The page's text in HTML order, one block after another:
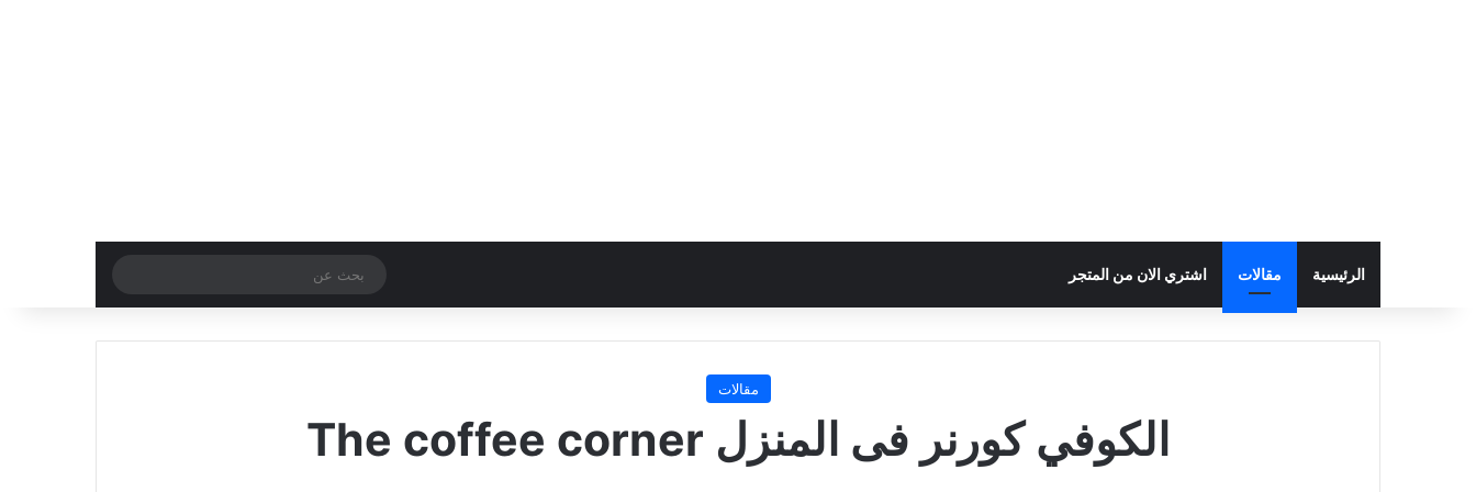
الرئيسية مقالات اشتري الان من المتجر الوضع المظلم
عن
مقالات
الكوفي كورنر فى المنزل The coffee corner